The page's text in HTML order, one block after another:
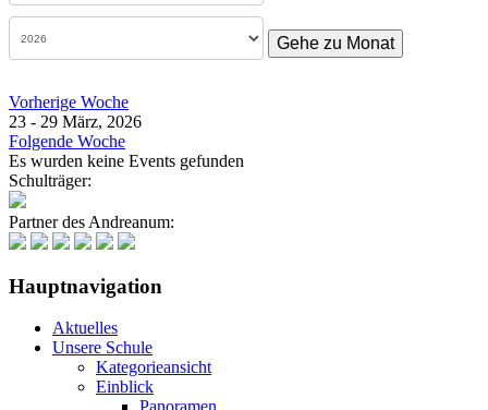
Gehe zu Monat
Vorherige Woche
23 - 29 März, 2026
Folgende Woche
Es wurden keine Events gefunden
Schulträger:
Partner des Andreanum:
Hauptnavigation
Aktuelles
Unsere Schule
Kategorieansicht
Einblick